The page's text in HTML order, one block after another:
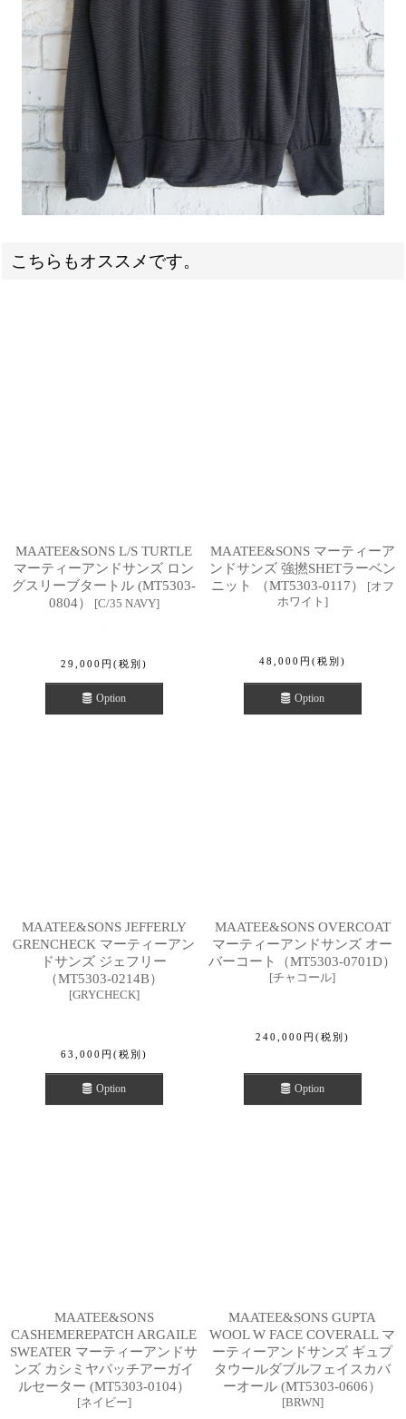
こちらもオススメです。
MAATEE&SONS L/S TURTLE
マーティーアンドサンズ ロン
グスリーブタートル (MT5303-
0804）
[C/35 NAVY]
29,000 円 (税別)
Option
MAATEE&SONS マーティーア
ンドサンズ 強撚SHETラーベン
ニット （MT5303-0117）
[オフ
ホワイト ]
48,000 円 (税別)
Option
MAATEE&SONS JEFFERLY
GRENCHECK マーティーアン
ドサンズ ジェフリー
（MT5303-0214B）
[GRYCHECK]
63,000 円 (税別)
Option
MAATEE&SONS OVERCOAT
マーティーアンドサンズ オー
バーコート（MT5303-0701D）
[チャコール]
240,000 円 (税別)
Option
MAATEE&SONS
CASHEMEREPATCH ARGAILE
SWEATER マーティーアンドサ
ンズ カシミヤパッチアーガイ
ルセーター (MT5303-0104）
[ネイビー]
MAATEE&SONS GUPTA
WOOL W FACE COVERALL マ
ーティーアンドサンズ ギュプ
タウールダブルフェイスカバ
ーオール (MT5303-0606）
[BRWN]